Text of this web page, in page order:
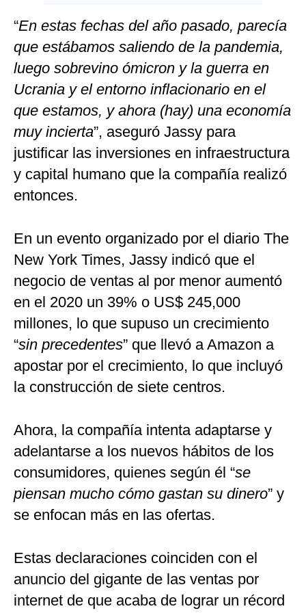
“En estas fechas del año pasado, parecía
que estábamos saliendo de la pandemia,
luego sobrevino ómicron y la guerra en
Ucrania y el entorno inflacionario en el
que estamos, y ahora (hay) una economía
muy incierta”, aseguró Jassy para
justificar las inversiones en infraestructura
y capital humano que la compañía realizó
entonces.
En un evento organizado por el diario The
New York Times, Jassy indicó que el
negocio de ventas al por menor aumentó
en el 2020 un 39% o US$ 245,000
millones, lo que supuso un crecimiento
“sin precedentes” que llevó a Amazon a
apostar por el crecimiento, lo que incluyó
la construcción de siete centros.
Ahora, la compañía intenta adaptarse y
adelantarse a los nuevos hábitos de los
consumidores, quienes según él “se
piensan mucho cómo gastan su dinero” y
se enfocan más en las ofertas.
Estas declaraciones coinciden con el
anuncio del gigante de las ventas por
internet de que acaba de lograr un récord